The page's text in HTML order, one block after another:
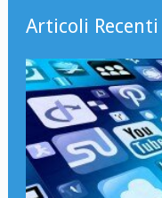
Articoli Recenti